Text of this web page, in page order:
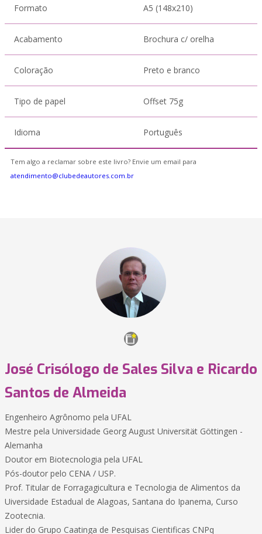
Formato A5 (148x210)
Acabamento Brochura c/ orelha
Coloração Preto e branco
Tipo de papel Offset 75g
Idioma Português
Tem algo a reclamar sobre este livro? Envie um email para
atendimento@clubedeautores.com.br
José Crisólogo de Sales Silva e Ricardo
Santos de Almeida
Engenheiro Agrônomo pela UFAL
Mestre pela Universidade Georg August Universität Göttingen -
Alemanha
Doutor em Biotecnologia pela UFAL
Pós-doutor pelo CENA / USP.
Prof. Titular de Forragagicultura e Tecnologia de Alimentos da
Uiversidade Estadual de Alagoas, Santana do Ipanema, Curso
Zootecnia.
Lider do Grupo Caatinga de Pesquisas Cientificas CNPq